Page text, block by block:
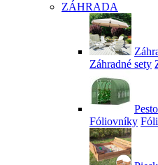
ZÁHRADA
Záhradné sety
Fóliovníky